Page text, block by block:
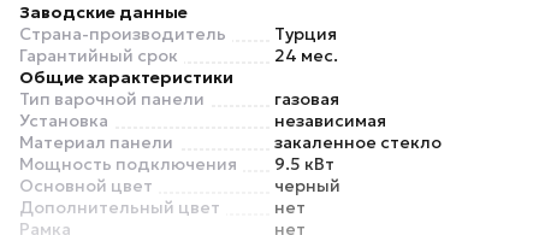
Заводские данные
Страна-производитель
Турция
Гарантийный срок
24 мес.
Общие характеристики
Тип варочной панели
газовая
Установка
независимая
Материал панели
закаленное стекло
Мощность подключения
9.5 кВт
Основной цвет
черный
Дополнительный цвет
нет
Рамка
нет